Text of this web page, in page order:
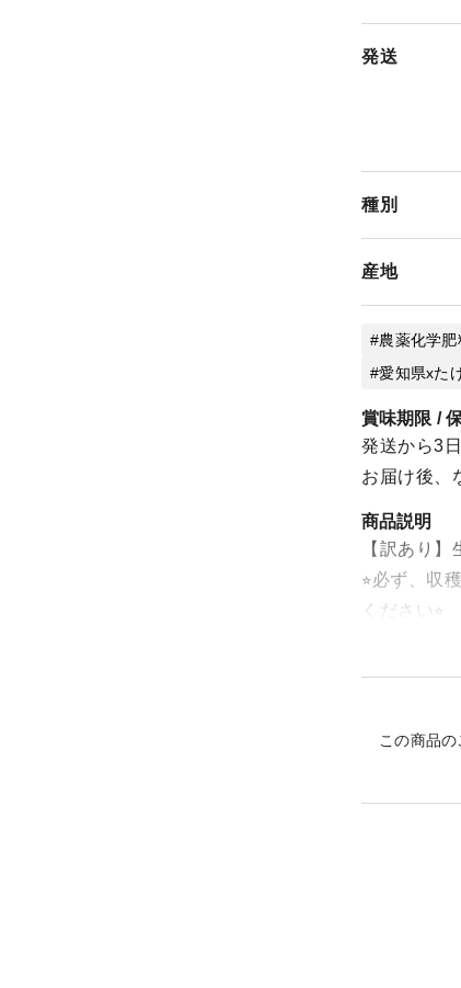
発送
種別
産地
農薬化学肥
愛知県xた
賞味期限 /
発送から3
お届け後、
商品説明
【訳あり
⭐︎必ず、収
ください⭐︎
ていない
この商品